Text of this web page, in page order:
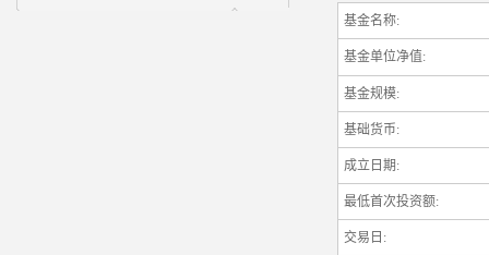
基金名称:
基金单位净值:
基金规模:
基础货币:
成立日期:
最低首次投资额:
交易日: